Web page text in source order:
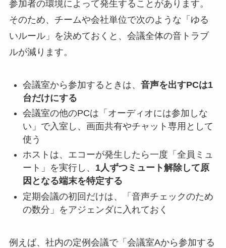
参加者の環境によって発生することがあります。
そのため、チームや会社単位で次のような「ゆる
いルール」を決めておくと、会議全体の音トラブ
ルが減ります。
会議室から参加するときは、 音声を出すPCは1
台だけにする
会議室の他のPCは「オーディオには参加しな
い」で入室し、画面共有やチャット専用として
使う
ホストは、エコーが発生したら一度「全員ミュ
ート」を実行し、 1人ずつミュート解除して原
因となる端末を特定する
定期会議の初回だけは、「音声チェックのため
の数分」をアジェンダに入れておく
例えば、社内の定例会議で「会議室Aから参加する